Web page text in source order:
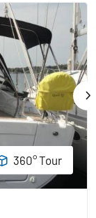
360° Tour